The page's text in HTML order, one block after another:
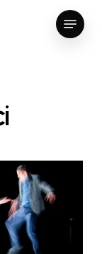
Menu